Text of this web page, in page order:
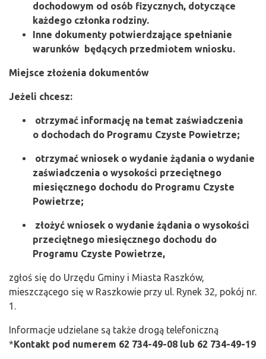
dochodowym od osób fizycznych, dotyczące
każdego członka rodziny.
Inne dokumenty potwierdzające spełnianie
warunków będących przedmiotem wniosku.
Miejsce złożenia dokumentów
Jeżeli chcesz:
otrzymać informację na temat zaświadczenia
o dochodach do Programu Czyste Powietrze;
otrzymać wniosek o wydanie żądania o wydanie
zaświadczenia o wysokości przeciętnego
miesięcznego dochodu do Programu Czyste
Powietrze;
złożyć wniosek o wydanie żądania o wysokości
przeciętnego miesięcznego dochodu do
Programu Czyste Powietrze,
zgłoś się do Urzędu Gminy i Miasta Raszków,
mieszczącego się w Raszkowie przy ul. Rynek 32, pokój nr.
1.
Informacje udzielane są także drogą telefoniczną
*Kontakt pod numerem 62 734-49-08 lub 62 734-49-19